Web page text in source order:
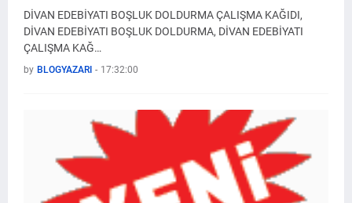
DİVAN EDEBİYATI BOŞLUK DOLDURMA ÇALIŞMA KAĞIDI,
DİVAN EDEBİYATI BOŞLUK DOLDURMA, DİVAN EDEBİYATI
ÇALIŞMA KAĞ…
by BLOGYAZARI - 17:32:00